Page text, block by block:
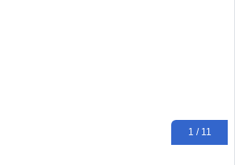
1 / 11